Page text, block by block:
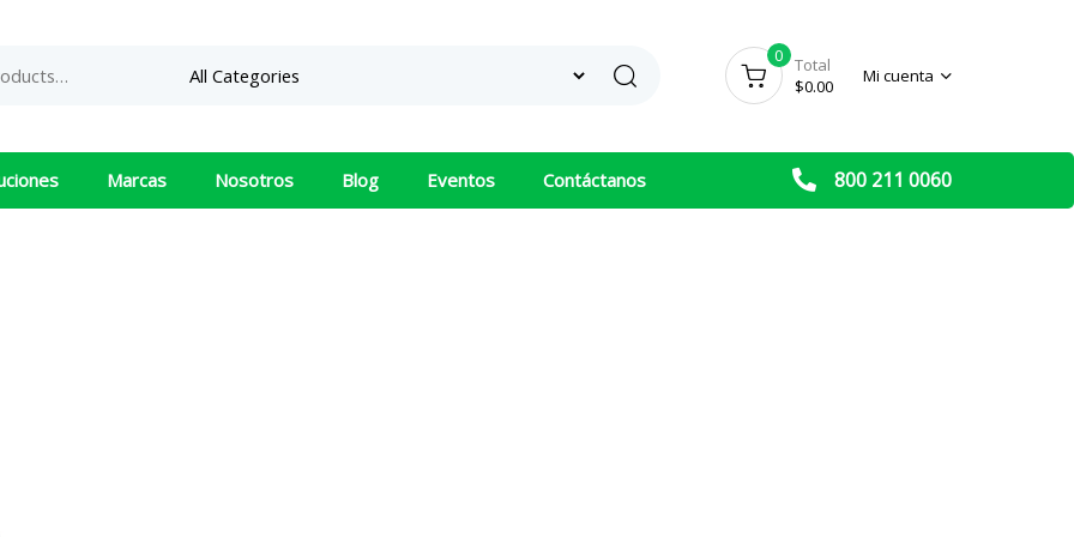
Search
$0.00
Total
0
Mi cuenta
Marcas Nosotros Blog Eventos Contáctanos 800 211 0060